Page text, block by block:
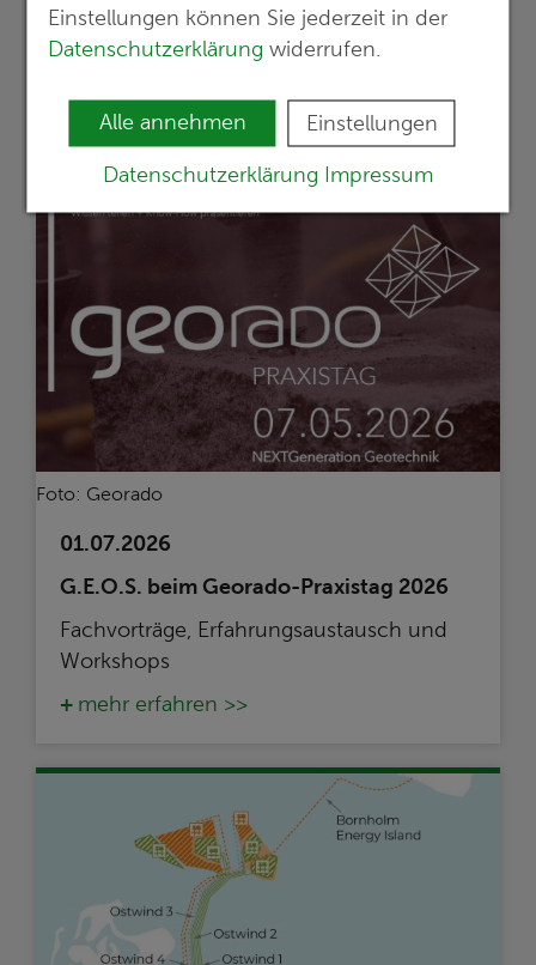
Einstellungen können Sie jederzeit in der
Datenschutzerklärungwiderrufen.
Alle annehmen Einstellungen
Datenschutzerklärung Impressum
Gesundheitsscreenings,
Bewegungsangebote und Teamzeit zu
mehr erfahren >>
Foto: Georado
01.07.2026
G.E.O.S. beim Georado-Praxistag 2026
Fachvorträge, Erfahrungsaustausch und
Workshops
mehr erfahren >>